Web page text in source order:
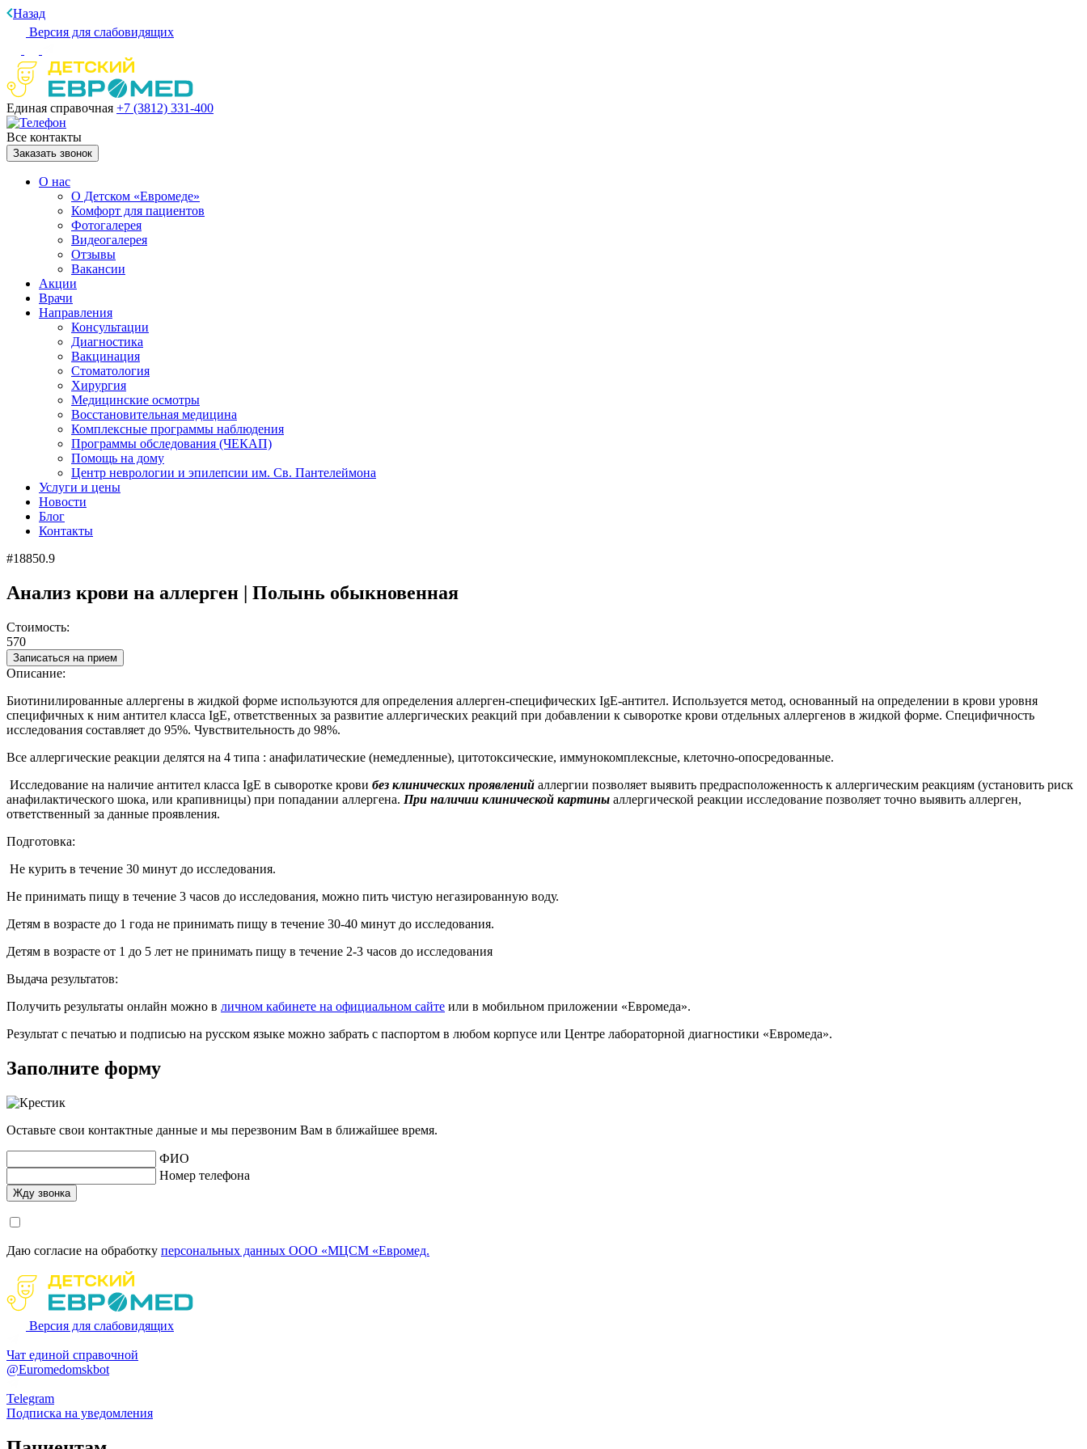
Назад
Версия для слабовидящих
Единая справочная +7 (3812) 331-400
Все контакты
Заказать звонок
О нас
О Детском «Евромеде»
Комфорт для пациентов
Фотогалерея
Видеогалерея
Отзывы
Вакансии
Акции
Врачи
Направления
Консультации
Диагностика
Вакцинация
Стоматология
Хирургия
Медицинские осмотры
Восстановительная медицина
Комплексные программы наблюдения
Программы обследования (ЧЕКАП)
Помощь на дому
Центр неврологии и эпилепсии им. Св. Пантелеймона
Услуги и цены
Новости
Блог
Контакты
#18850.9
Анализ крови на аллерген | Полынь обыкновенная
Стоимость:
570
Записаться на прием
Описание:
Биотинилированные аллергены в жидкой форме используются для определения аллерген-специфических IgE-антител. Используется метод, основанный на определении в крови уровня
специфичных к ним антител класса IgE, ответственных за развитие аллергических реакций при добавлении к сыворотке крови отдельных аллергенов в жидкой форме. Специфичность
исследования составляет до 95%. Чувствительность до 98%.
Все аллергические реакции делятся на 4 типа : анафилатические (немедленные), цитотоксические, иммунокомплексные, клеточно-опосредованные.
Исследование на наличие антител класса IgE в сыворотке крови без клинических проявлений аллергии позволяет выявить предрасположенность к аллергическим реакциям (установить риск
анафилактического шока, или крапивницы) при попадании аллергена. При наличии клинической картины аллергической реакции исследование позволяет точно выявить аллерген,
ответственный за данные проявления.
Подготовка:
Не курить в течение 30 минут до исследования.
Не принимать пищу в течение 3 часов до исследования, можно пить чистую негазированную воду.
Детям в возрасте до 1 года не принимать пищу в течение 30-40 минут до исследования.
Детям в возрасте от 1 до 5 лет не принимать пищу в течение 2-3 часов до исследования
Выдача результатов:
Получить результаты онлайн можно в личном кабинете на официальном сайте или в мобильном приложении «Евромеда».
Результат с печатью и подписью на русском языке можно забрать с паспортом в любом корпусе или Центре лабораторной диагностики «Евромеда».
Заполните форму
Оставьте свои контактные данные и мы перезвоним Вам в ближайшее время.
ФИО
Номер телефона
Даю согласие на обработку персональных данных ООО «МЦСМ «Евромед.
Версия для слабовидящих
Чат единой справочной
@Euromedomskbot
Telegram
Подписка на уведомления